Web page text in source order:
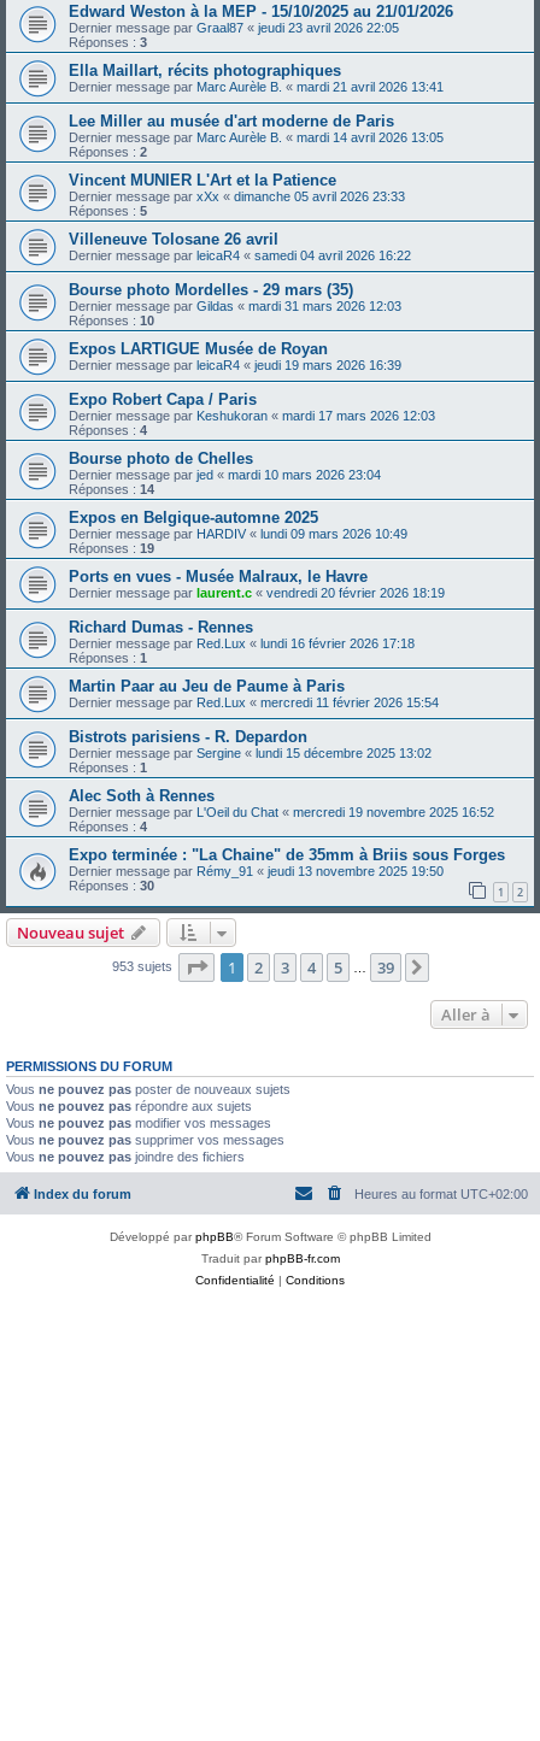
Edward Weston à la MEP - 15/10/2025 au 21/01/2026
Dernier message par Graal87 « jeudi 23 avril 2026 22:05
Réponses : 3
Ella Maillart, récits photographiques
Dernier message par Marc Aurèle B. « mardi 21 avril 2026 13:41
Lee Miller au musée d'art moderne de Paris
Dernier message par Marc Aurèle B. « mardi 14 avril 2026 13:05
Réponses : 2
Vincent MUNIER L'Art et la Patience
Dernier message par xXx « dimanche 05 avril 2026 23:33
Réponses : 5
Villeneuve Tolosane 26 avril
Dernier message par leicaR4 « samedi 04 avril 2026 16:22
Bourse photo Mordelles - 29 mars (35)
Dernier message par Gildas « mardi 31 mars 2026 12:03
Réponses : 10
Expos LARTIGUE Musée de Royan
Dernier message par leicaR4 « jeudi 19 mars 2026 16:39
Expo Robert Capa / Paris
Dernier message par Keshukoran « mardi 17 mars 2026 12:03
Réponses : 4
Bourse photo de Chelles
Dernier message par jed « mardi 10 mars 2026 23:04
Réponses : 14
Expos en Belgique-automne 2025
Dernier message par HARDIV « lundi 09 mars 2026 10:49
Réponses : 19
Ports en vues - Musée Malraux, le Havre
Dernier message par laurent.c « vendredi 20 février 2026 18:19
Richard Dumas - Rennes
Dernier message par Red.Lux « lundi 16 février 2026 17:18
Réponses : 1
Martin Paar au Jeu de Paume à Paris
Dernier message par Red.Lux « mercredi 11 février 2026 15:54
Bistrots parisiens - R. Depardon
Dernier message par Sergine « lundi 15 décembre 2025 13:02
Réponses : 1
Alec Soth à Rennes
Dernier message par L'Oeil du Chat « mercredi 19 novembre 2025 16:52
Réponses : 4
Expo terminée : "La Chaine" de 35mm à Briis sous Forges
Dernier message par Rémy_91 « jeudi 13 novembre 2025 19:50
Réponses : 30 1 2
Nouveau sujet
953 sujets Page 1sur39
1 2 3 4 5 39
Aller à
PERMISSIONS DU FORUM
Vous ne pouvez pas poster de nouveaux sujets
Vous ne pouvez pas répondre aux sujets
Vous ne pouvez pas modifier vos messages
Vous ne pouvez pas supprimer vos messages
Vous ne pouvez pas joindre des fichiers
Index du forum Heures au format UTC+02:00
Développé parphpBB® Forum Software © phpBB Limited
Traduit parphpBB-fr.com
Confidentialité | Conditions